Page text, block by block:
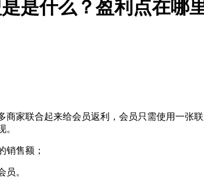
是什么？盈利点在哪
家联合起来给会员返利，会员只需使用一张
销售额；
。